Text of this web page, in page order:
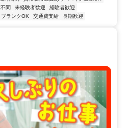
問 未経験者歓迎
経験者歓迎
ブランクOK 交通費支給 長期歓迎